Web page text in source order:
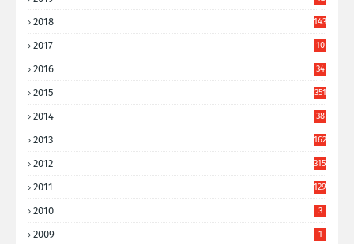
2018 143
2017
10
2016
34
2015 351
2014
38
2013 162
2012 315
2011 129
2010 3
2009 1